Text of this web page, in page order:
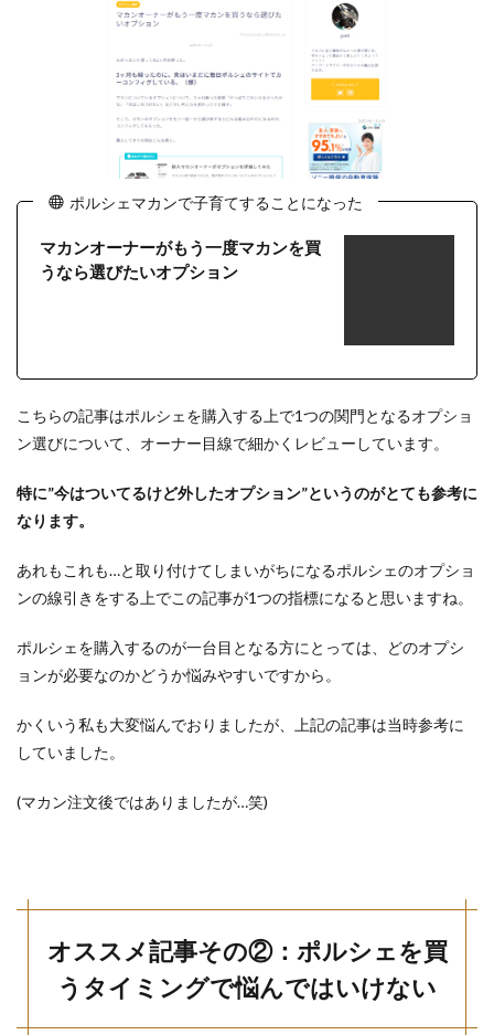
ポルシェマカンで子育てすることになった
マカンオーナーがもう一度マカンを買
うなら選びたいオプション
こちらの記事はポルシェを購入する上で1つの関門となるオプショ
ン選びについて、オーナー目線で細かくレビューしています。
特に”今はついてるけど外したオプション”というのがとても参考に
なります。
あれもこれも…と取り付けてしまいがちになるポルシェのオプショ
ンの線引きをする上でこの記事が1つの指標になると思いますね。
ポルシェを購入するのが一台目となる方にとっては、どのオプシ
ョンが必要なのかどうか悩みやすいですから。
かくいう私も大変悩んでおりましたが、上記の記事は当時参考に
していました。
(マカン注文後ではありましたが…笑)
オススメ記事その②：ポルシェを買
うタイミングで悩んではいけない